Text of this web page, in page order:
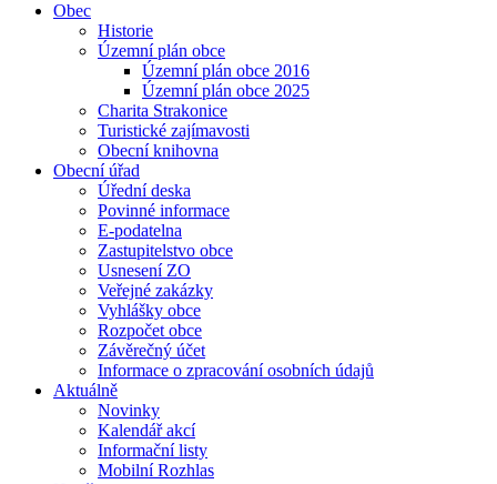
Obec
Historie
Územní plán obce
Územní plán obce 2016
Územní plán obce 2025
Charita Strakonice
Turistické zajímavosti
Obecní knihovna
Obecní úřad
Úřední deska
Povinné informace
E-podatelna
Zastupitelstvo obce
Usnesení ZO
Veřejné zakázky
Vyhlášky obce
Rozpočet obce
Závěrečný účet
Informace o zpracování osobních údajů
Aktuálně
Novinky
Kalendář akcí
Informační listy
Mobilní Rozhlas